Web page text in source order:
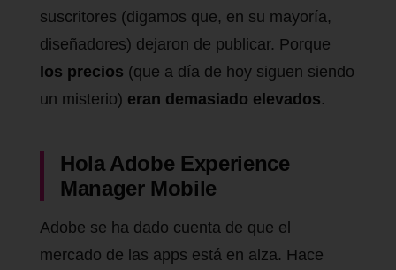
suscritores (digamos que, en su mayoría,
diseñadores) dejaron de publicar. Porque
los precios (que a día de hoy siguen siendo
un misterio) eran demasiado elevados.
Hola Adobe Experience
Manager Mobile
Adobe se ha dado cuenta de que el
mercado de las apps está en alza. Hace